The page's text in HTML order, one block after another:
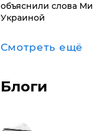
объяснили слова
Украиной
Смотреть ещё
Блоги